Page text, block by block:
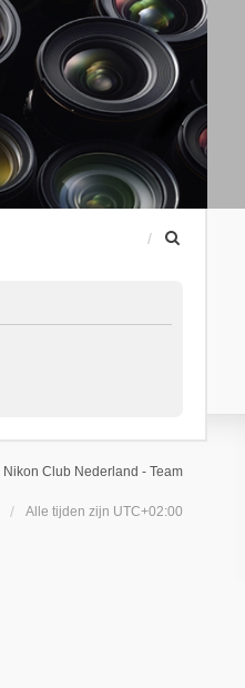
Nikon Club Nederland - Team
Alle tijden zijn UTC+02:00